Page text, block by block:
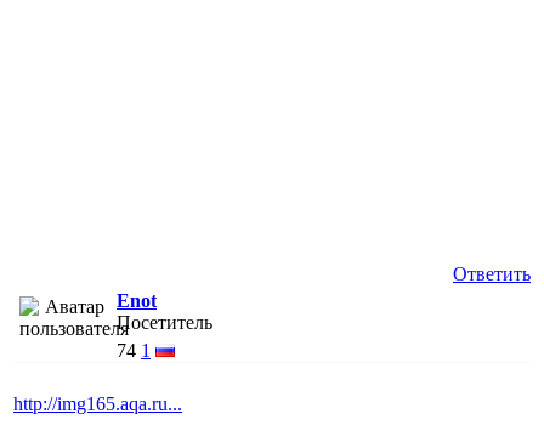
Ответить
Enot
Посетитель
74 1
http://img165.aqa.ru...